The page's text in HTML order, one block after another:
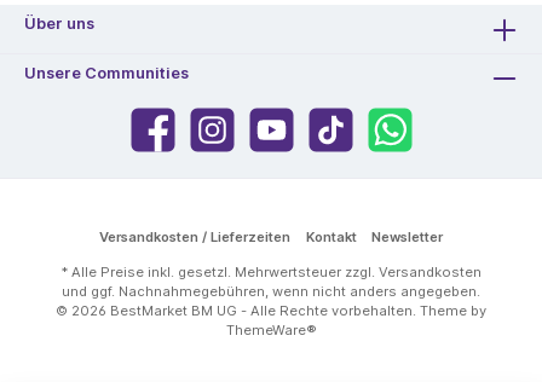
Über uns
Unsere Communities
Versandkosten / Lieferzeiten Kontakt Newsletter
* Alle Preise inkl. gesetzl. Mehrwertsteuer zzgl. Versandkosten
und ggf. Nachnahmegebühren, wenn nicht anders angegeben.
© 2026 BestMarket BM UG - Alle Rechte vorbehalten. Theme by
ThemeWare®